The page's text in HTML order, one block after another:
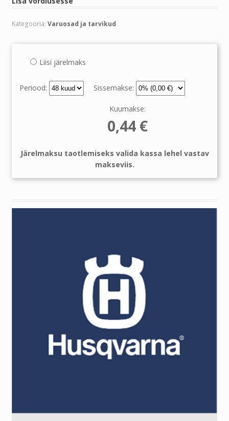
Kategooria: Varuosad ja tarvikud
Liisi järelmaks
Periood: Sissemakse:
Kuumakse:
0,44€
Järelmaksu taotlemiseks valida kassa lehel vastav
makseviis.